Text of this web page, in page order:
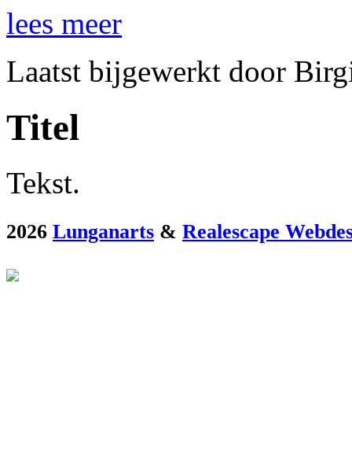
lees meer
Laatst bijgewerkt door
Titel
Tekst.
2026 Lunganarts & Realescape